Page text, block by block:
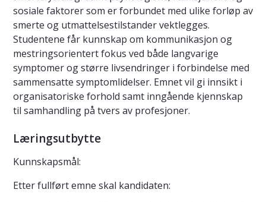
sosiale faktorer som er forbundet med ulike forløp av
smerte og utmattelsestilstander vektlegges.
Studentene får kunnskap om kommunikasjon og
mestringsorientert fokus ved både langvarige
symptomer og større livsendringer i forbindelse med
sammensatte symptomlidelser. Emnet vil gi innsikt i
organisatoriske forhold samt inngående kjennskap
til samhandling på tvers av profesjoner.
Læringsutbytte
Kunnskapsmål:
Etter fullført emne skal kandidaten: